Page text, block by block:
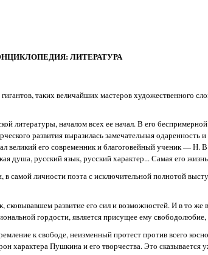
ЛИТЕРАТУРА
таких величайших мастеров художественного
литературы, началом всех ее начал. В его
развития выразилась замечательная одаренность
великий его современник и благоговейный ученик —
душа, русский язык, русский характер... Самая его
самой личности поэта с исключительной полнотой
развитие его сил и возможностей. И в то же
гордости, является присущее ему
к свободе, неизменный протест против всего
характера Пушкина и его творчества. Это сказывается